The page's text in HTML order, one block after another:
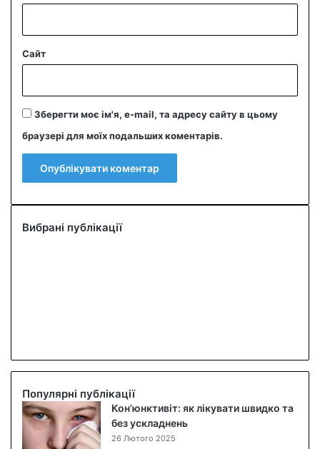
Сайт
Зберегти моє ім'я, e-mail, та адресу сайту в цьому
браузері для моїх подальших коментарів.
Вибрані публікації
Популярні публікації
Кон’юнктивіт: як лікувати швидко та
без ускладнень
26 Лютого 2025